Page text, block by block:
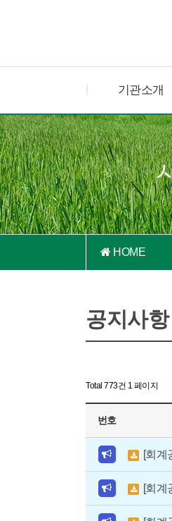
기관소개
HOME
공지사항
Total 773건 1 페이지
번호
[회계
[회계